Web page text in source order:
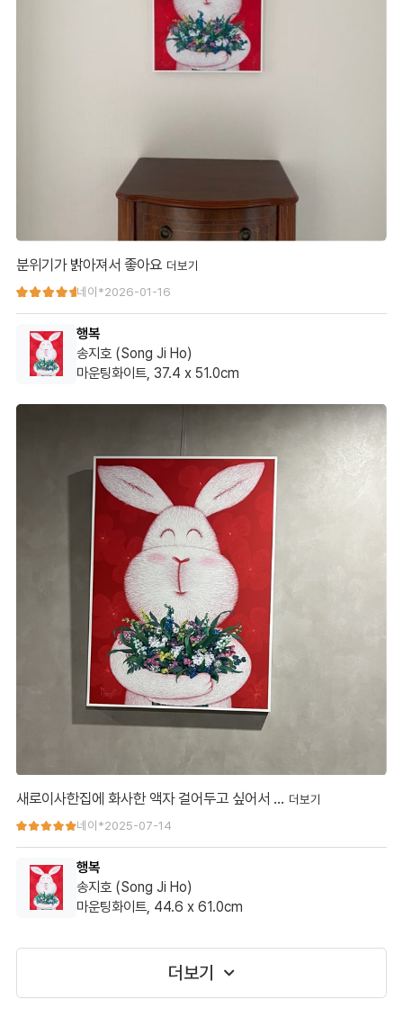
분위기가 밝아져서 좋아요
분위기가 밝아져서 좋아요
네이버 bi****** 고객님 이용후기 입니다.
네이*2026-01-16
행복
송지호 (Song Ji Ho)
마운팅화이트, 37.4 x 51.0cm
새로이사한집에 화사한 액자 걸어두고 싶어서 …
새로이사한집에 화사한 액자 걸어두고 싶어서 구매했어요., 중문열
네이버 2002***고객님 이용후기 입니다.
네이*2025-07-14
행복
송지호 (Song Ji Ho)
마운팅화이트, 44.6 x 61.0cm
더보기